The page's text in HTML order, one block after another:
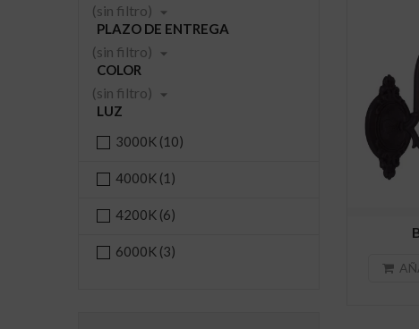
(sin filtro) 
PLAZO DE ENTREGA
(sin filtro) 
COLOR
(sin filtro) 
LUZ
3000K (10)
4000K (1)
4200K (6)
6000K (3)